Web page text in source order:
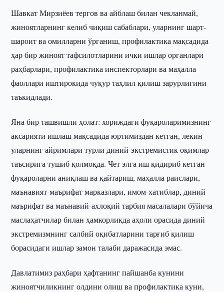
Шавкат Мирзиёев тергов ва айблаш билан чекланмай,
жиноятларнинг келиб чиқиш сабаблари, уларнинг шарт-
шароит ва омилларни ўрганиш, профилактика мақсадида
ҳар бир жиноят тафсилотларини ички ишлар органлари
раҳбарлари, профилактика инспекторлари ва маҳалла
фаоллари иштирокида чуқур таҳлил қилиш зарурлигини
таъкидлади.
Яна бир ташвишли ҳолат: хориждаги фуқароларимизнинг
аксарияти ишлаш мақсадида юртимиздан кетган, лекин
уларнинг айримлари турли диний-экстремистик оқимлар
таъсирига тушиб қолмоқда. Чет элга иш қидириб кетган
фуқароларни аниқлаш ва қайтариш, маҳалла раислари,
маънавият-маърифат марказлари, имом-хатиблар, диний
маърифат ва маънавий-ахлоқий тарбия масалалари бўйича
маслаҳатчилар билан ҳамкорликда аҳоли орасида диний
экстремизмнинг салбий оқибатларини тарғиб қилиш
борасидаги ишлар замон талаби даражасида эмас.
Давлатимиз раҳбари ҳафтанинг пайшанба кунини
жиноятчиликнинг олдини олиш ва профилактика куни,